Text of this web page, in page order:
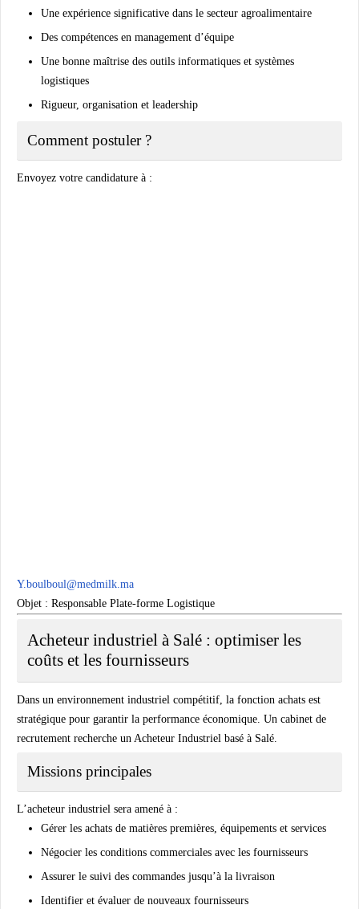
Une expérience significative dans le secteur agroalimentaire
Des compétences en management d’équipe
Une bonne maîtrise des outils informatiques et systèmes
logistiques
Rigueur, organisation et leadership
Comment postuler ?
Envoyez votre candidature à :
Y.boulboul@medmilk.ma
Objet : Responsable Plate-forme Logistique
Acheteur industriel à Salé : optimiser les
coûts et les fournisseurs
Dans un environnement industriel compétitif, la fonction achats est
stratégique pour garantir la performance économique. Un cabinet de
recrutement recherche un Acheteur Industriel basé à Salé.
Missions principales
L’acheteur industriel sera amené à :
Gérer les achats de matières premières, équipements et services
Négocier les conditions commerciales avec les fournisseurs
Assurer le suivi des commandes jusqu’à la livraison
Identifier et évaluer de nouveaux fournisseurs